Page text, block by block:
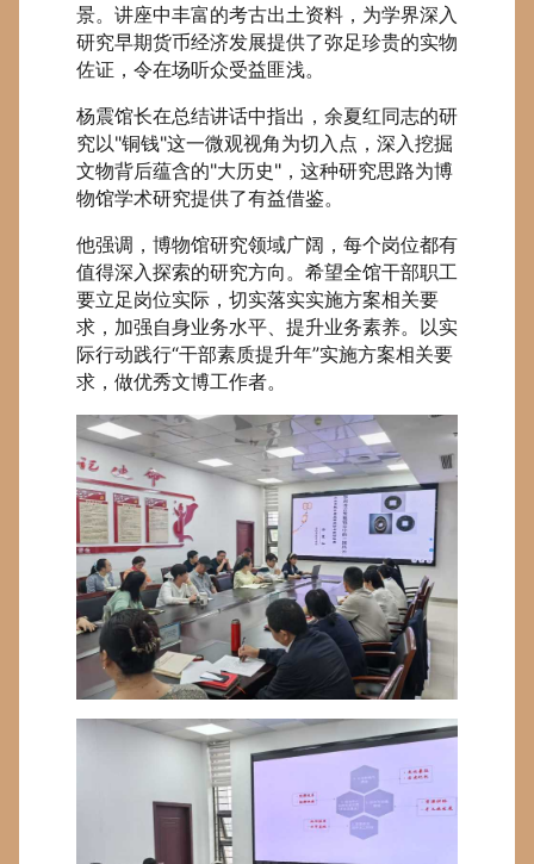
景。讲座中丰富的考古出土资料，为学界深入
研究早期货币经济发展提供了弥足珍贵的实物
佐证，令在场听众受益匪浅。
杨震馆长在总结讲话中指出，余夏红同志的研
究以"铜钱"这一微观视角为切入点，深入挖掘
文物背后蕴含的"大历史"，这种研究思路为博
物馆学术研究提供了有益借鉴。
他强调，博物馆研究领域广阔，每个岗位都有
值得深入探索的研究方向。希望全馆干部职工
要立足岗位实际，切实落实实施方案相关要
求，加强自身业务水平、提升业务素养。以实
际行动践行“干部素质提升年”实施方案相关要
求，做优秀文博工作者。